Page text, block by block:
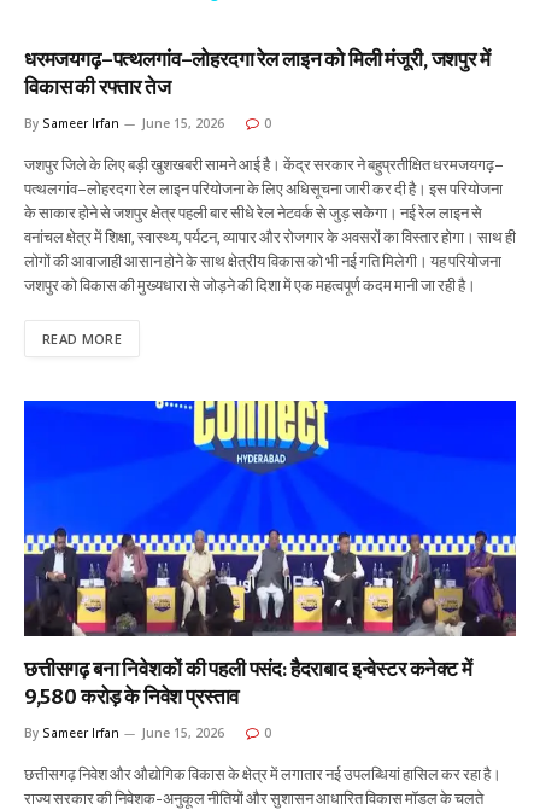
धरमजयगढ़–पत्थलगांव–लोहरदगा रेल लाइन को मिली मंजूरी, जशपुर में
विकास की रफ्तार तेज
By Sameer Irfan June 15, 2026 0
जशपुर जिले के लिए बड़ी खुशखबरी सामने आई है। केंद्र सरकार ने बहुप्रतीक्षित धरमजयगढ़–
पत्थलगांव–लोहरदगा रेल लाइन परियोजना के लिए अधिसूचना जारी कर दी है। इस परियोजना
के साकार होने से जशपुर क्षेत्र पहली बार सीधे रेल नेटवर्क से जुड़ सकेगा। नई रेल लाइन से
वनांचल क्षेत्र में शिक्षा, स्वास्थ्य, पर्यटन, व्यापार और रोजगार के अवसरों का विस्तार होगा। साथ ही
लोगों की आवाजाही आसान होने के साथ क्षेत्रीय विकास को भी नई गति मिलेगी। यह परियोजना
जशपुर को विकास की मुख्यधारा से जोड़ने की दिशा में एक महत्वपूर्ण कदम मानी जा रही है।
READ MORE
छत्तीसगढ़ बना निवेशकों की पहली पसंद: हैदराबाद इन्वेस्टर कनेक्ट में
₹9,580 करोड़ के निवेश प्रस्ताव
By Sameer Irfan June 15, 2026 0
छत्तीसगढ़ निवेश और औद्योगिक विकास के क्षेत्र में लगातार नई उपलब्धियां हासिल कर रहा है।
राज्य सरकार की निवेशक-अनुकूल नीतियों और सुशासन आधारित विकास मॉडल के चलते